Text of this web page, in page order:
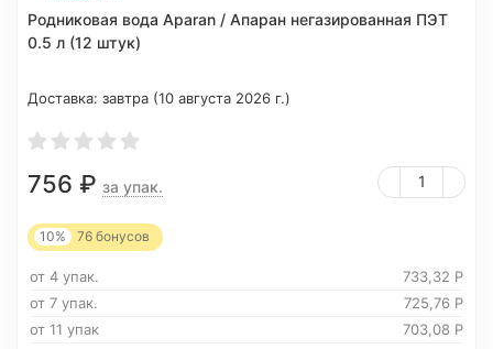
Родниковая вода Aparan / Апаран негазированная ПЭТ
0.5 л (12 штук)
Доставка: завтра (10 августа 2026 г.)
756 ₽ за упак.
10% 76 бонусов
от 4 упак. 733,32 Р
от 7 упак.
725,76 Р
от 11 упак
703,08 Р